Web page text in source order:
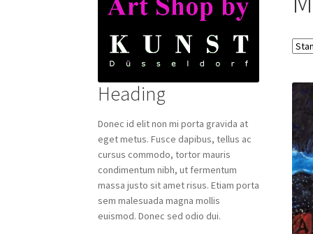
Heading
Donec id elit non mi porta gravida at
eget metus. Fusce dapibus, tellus ac
cursus commodo, tortor mauris
condimentum nibh, ut fermentum
massa justo sit amet risus. Etiam porta
sem malesuada magna mollis
euismod. Donec sed odio dui.